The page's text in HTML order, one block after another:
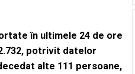
în ultimele 24 de ore
potrivit datelor
alte 111 persoane,